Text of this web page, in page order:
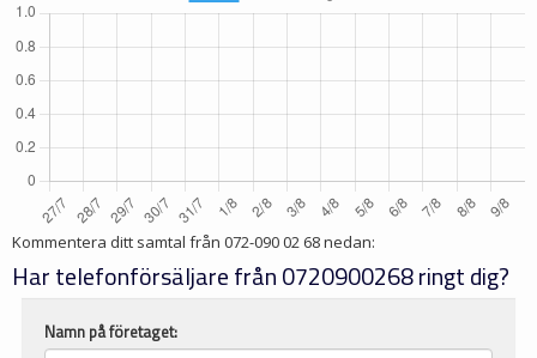
Kommentera ditt samtal från 072-090 02 68nedan:
Har telefonförsäljare från 0720900268 ringt dig?
Namn på företaget: